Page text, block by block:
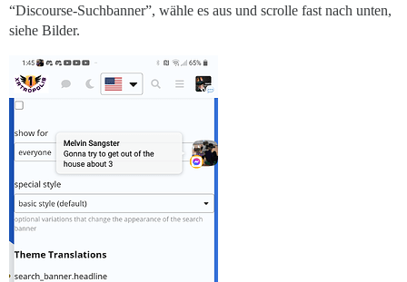
“Discourse-Suchbanner”, wähle es aus und scrolle fast nach unten,
siehe Bilder.